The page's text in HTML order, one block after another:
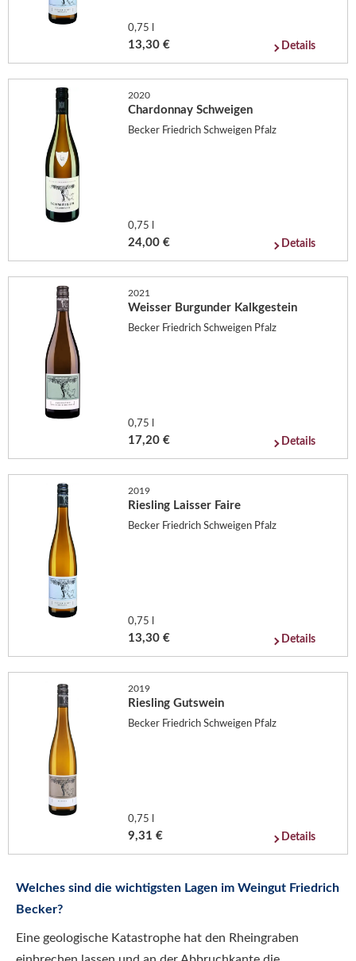
0,75 l
13,30 € Details
2020
Chardonnay Schweigen
Becker Friedrich Schweigen Pfalz
0,75 l
24,00 € Details
2021
Weisser Burgunder Kalkgestein
Becker Friedrich Schweigen Pfalz
0,75 l
17,20 € Details
2019
Riesling Laisser Faire
Becker Friedrich Schweigen Pfalz
0,75 l
13,30 € Details
2019
Riesling Gutswein
Becker Friedrich Schweigen Pfalz
0,75 l
9,31 € Details
Welches sind die wichtigsten Lagen im Weingut Friedrich
Becker?
Eine geologische Katastrophe hat den Rheingraben